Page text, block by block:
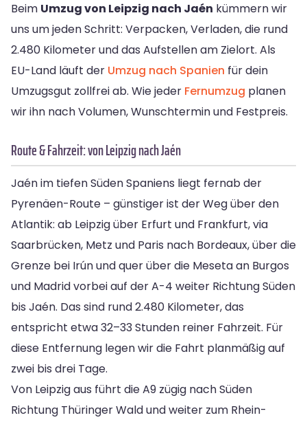
Beim Umzug von Leipzig nach Jaén kümmern wir
uns um jeden Schritt: Verpacken, Verladen, die rund
2.480 Kilometer und das Aufstellen am Zielort. Als
EU-Land läuft der Umzug nach Spanien für dein
Umzugsgut zollfrei ab. Wie jeder Fernumzug planen
wir ihn nach Volumen, Wunschtermin und Festpreis.
Route & Fahrzeit: von Leipzig nach Jaén
Jaén im tiefen Süden Spaniens liegt fernab der
Pyrenäen-Route – günstiger ist der Weg über den
Atlantik: ab Leipzig über Erfurt und Frankfurt, via
Saarbrücken, Metz und Paris nach Bordeaux, über die
Grenze bei Irún und quer über die Meseta an Burgos
und Madrid vorbei auf der A-4 weiter Richtung Süden
bis Jaén. Das sind rund 2.480 Kilometer, das
entspricht etwa 32–33 Stunden reiner Fahrzeit. Für
diese Entfernung legen wir die Fahrt planmäßig auf
zwei bis drei Tage.
Von Leipzig aus führt die A9 zügig nach Süden
Richtung Thüringer Wald und weiter zum Rhein-